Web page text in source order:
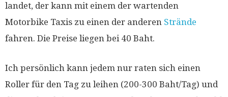
landet, der kann mit einem der wartenden
Motorbike Taxis zu einen der anderen Strände
fahren. Die Preise liegen bei 40 Baht.
Ich persönlich kann jedem nur raten sich einen
Roller für den Tag zu leihen (200-300 Baht/Tag) und